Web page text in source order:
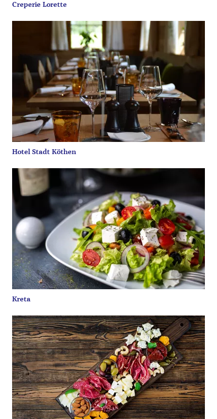
Creperie Lorette
Hotel Stadt Köthen
Kreta